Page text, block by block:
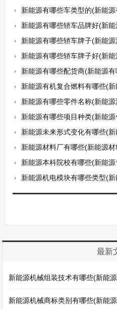
新能源有哪些车类型的(新能
新能源有哪些轿车品牌好(新
新能源有哪些轿车牌子(新能
新能源有哪些轿车牌子好(新
新能源有哪些配货商(新能源
新能源有机复合燃料有哪些(
新能源有哪些零件名称(新能
新能源有哪些项目种类(新能
新能源未来形式变化有哪些(
新能源材料厂有哪些(新能源
新能源本科院校有哪些(新能
新能源机电模块有哪些类型(
最新
新能源机械组装技术有哪些(新能
新能源机械商标类别有哪些(新能